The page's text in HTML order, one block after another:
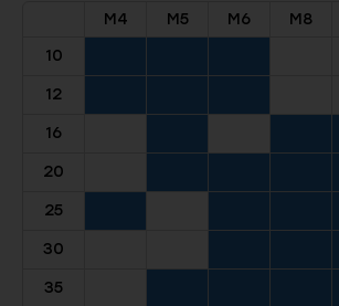
M4 M5 M6 M8
10
12
16
20
25
30
35